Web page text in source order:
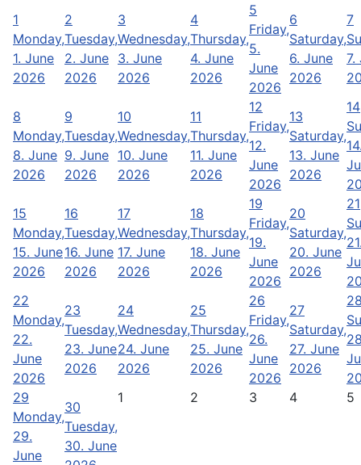
1
Monday,
1. June
2026
2
Tuesday,
2. June
2026
3
Wednesday,
3. June
2026
4
Thursday,
4. June
2026
5
Friday,
5.
June
2026
6
Saturday,
6. June
2026
7
7.
8
Monday,
8. June
2026
9
Tuesday,
9. June
2026
10
Wednesday,
10. June
2026
11
Thursday,
11. June
2026
12
Friday,
12.
June
2026
13
Saturday,
13. June
2026
14
15
Monday,
15. June
2026
16
Tuesday,
16. June
2026
17
Wednesday,
17. June
2026
18
Thursday,
18. June
2026
19
Friday,
19.
June
2026
20
Saturday,
20. June
2026
21
22
Monday,
22.
June
2026
23
Tuesday,
23. June
2026
24
Wednesday,
24. June
2026
25
Thursday,
25. June
2026
26
Friday,
26.
June
2026
27
Saturday,
27. June
2026
29
Monday,
29.
June
30
Tuesday,
30. June
1 2 3 4 5